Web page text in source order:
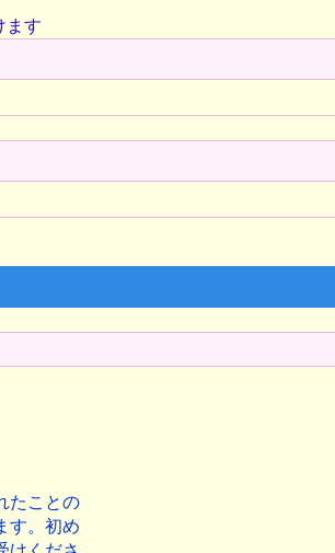
ます
たことの
す。初め